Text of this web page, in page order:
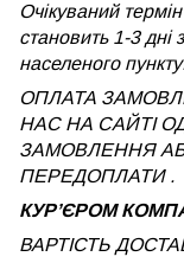
Очікуваний
становить 1-3
населеного
ОПЛАТА
НАС НА САЙТІ
ЗАМОВЛЕННЯ
ПЕРЕДОПЛАТИ .
КУРʼЄРОМ
ВАРТІСТЬ